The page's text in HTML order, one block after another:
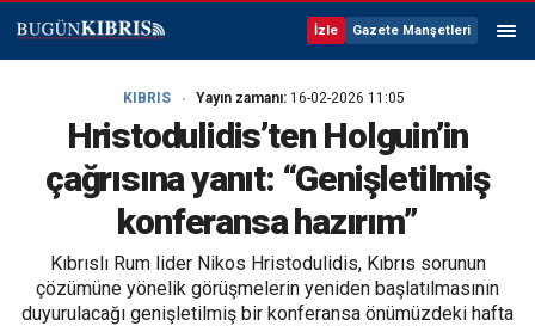
İzle Gazete Manşetleri
KIBRIS Yayın zamanı: 16-02-2026 11:05
Hristodulidis’ten Holguin’in
çağrısına yanıt: “Genişletilmiş
konferansa hazırım”
Kıbrıslı Rum lider Nikos Hristodulidis, Kıbrıs sorunun
çözümüne yönelik görüşmelerin yeniden başlatılmasının
duyurulacağı genişletilmiş bir konferansa önümüzdeki hafta